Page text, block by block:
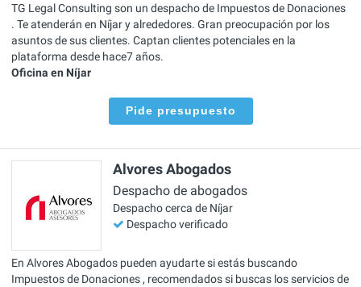
TG Legal Consulting son un despacho de Impuestos de Donaciones
. Te atenderán en Níjar y alrededores. Gran preocupación por los
asuntos de sus clientes. Captan clientes potenciales en la
plataforma desde hace7 años.
Oficina en Níjar
Pide presupuesto
Alvores Abogados
Despacho de abogados
Despacho cerca de Níjar
Despacho verificado
En Alvores Abogados pueden ayudarte si estás buscando
Impuestos de Donaciones , recomendados si buscas los servicios de